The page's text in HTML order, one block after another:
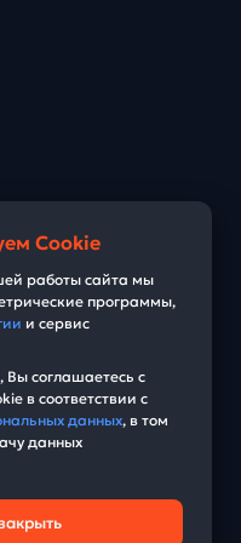
Cookie
работы сайта мы
программы,
и сервис
соглашаетесь с
в соответствии с
данных, в том
данных